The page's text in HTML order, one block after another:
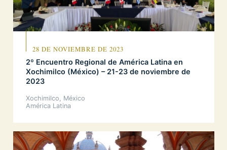
28 DE NOVIEMBRE DE 2023
2º Encuentro Regional de América Latina en
Xochimilco (México) – 21-23 de noviembre de
2023
Xochimilco, México
América Latina